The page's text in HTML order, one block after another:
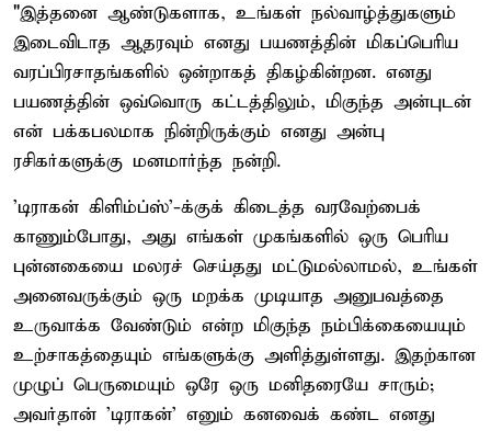
"இத்தனை ஆண்டுகளாக, உங்கள் நல்வாழ்த்துகளும்
இடைவிடாத ஆதரவும் எனது பயணத்தின் மிகப்பெரிய
வரப்பிரசாதங்களில் ஒன்றாகத் திகழ்கின்றன. எனது
பயணத்தின் ஒவ்வொரு கட்டத்திலும், மிகுந்த அன்புடன்
என் பக்கபலமாக நின்றிருக்கும் எனது அன்பு
ரசிகர்களுக்கு மனமார்ந்த நன்றி.
'டிராகன் கிளிம்ப்ஸ்'-க்குக் கிடைத்த வரவேற்பைக்
காணும்போது, ​​அது எங்கள் முகங்களில் ஒரு பெரிய
புன்னகையை மலரச் செய்தது மட்டுமல்லாமல், உங்கள்
அனைவருக்கும் ஒரு மறக்க முடியாத அனுபவத்தை
உருவாக்க வேண்டும் என்ற மிகுந்த நம்பிக்கையையும்
உற்சாகத்தையும் எங்களுக்கு அளித்துள்ளது. இதற்கான
முழுப் பெருமையும் ஒரே ஒரு மனிதரையே சாரும்;
அவர்தான் 'டிராகன்' எனும் கனவைக் கண்ட எனது